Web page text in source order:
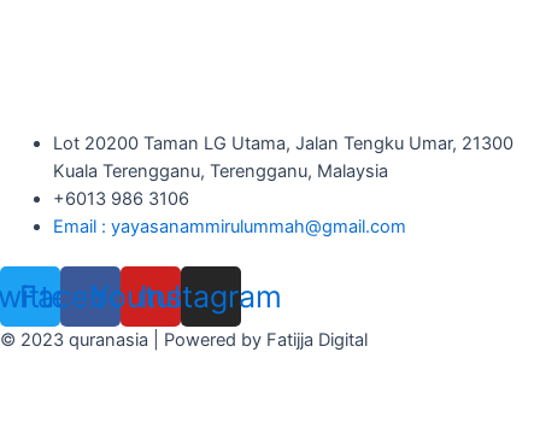
Lot 20200 Taman LG Utama, Jalan Tengku Umar, 21300
Kuala Terengganu, Terengganu, Malaysia
+6013 986 3106
Email : yayasanammirulummah@gmail.com
Facebook
Youtube
Instagram
© 2023 quranasia | Powered by Fatijja Digital